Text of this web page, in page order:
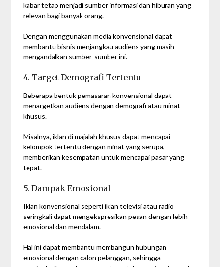
kabar tetap menjadi sumber informasi dan hiburan yang
relevan bagi banyak orang.
Dengan menggunakan media konvensional dapat
membantu bisnis menjangkau audiens yang masih
mengandalkan sumber-sumber ini.
4. Target Demografi Tertentu
Beberapa bentuk pemasaran konvensional dapat
menargetkan audiens dengan demografi atau minat
khusus.
Misalnya, iklan di majalah khusus dapat mencapai
kelompok tertentu dengan minat yang serupa,
memberikan kesempatan untuk mencapai pasar yang
tepat.
5. Dampak Emosional
Iklan konvensional seperti iklan televisi atau radio
seringkali dapat mengekspresikan pesan dengan lebih
emosional dan mendalam.
Hal ini dapat membantu membangun hubungan
emosional dengan calon pelanggan, sehingga